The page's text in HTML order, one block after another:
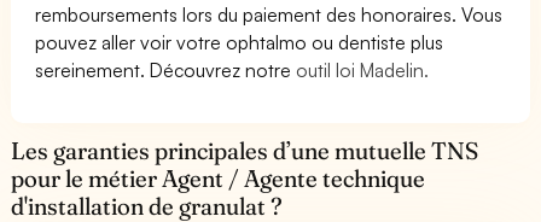
remboursements lors du paiement des honoraires. Vous
pouvez aller voir votre ophtalmo ou dentiste plus
sereinement. Découvrez notre outil loi Madelin.
Les garanties principales d’une mutuelle TNS
pour le métier Agent / Agente technique
d'installation de granulat ?